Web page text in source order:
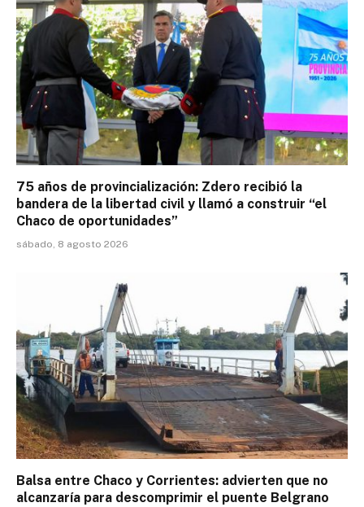
75 años de provincialización: Zdero recibió la
bandera de la libertad civil y llamó a construir “el
Chaco de oportunidades”
sábado, 8 agosto 2026
Balsa entre Chaco y Corrientes: advierten que no
alcanzaría para descomprimir el puente Belgrano